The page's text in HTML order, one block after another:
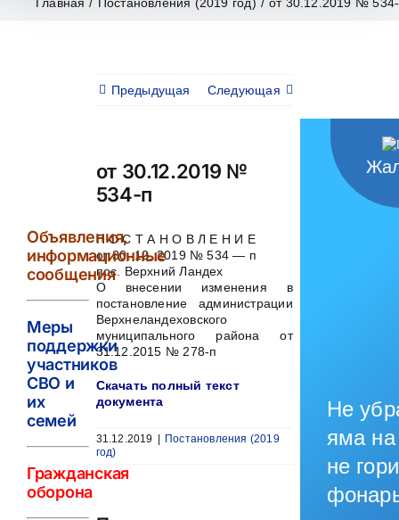
Предыдущая Следующая
от 30.12.2019 №
534-п
П О С Т А Н О В Л Е Н И Е
от 30. 12. 2019 № 534 — п
пос. Верхний Ландех
О внесении изменения в
постановление администрации
Верхнеландеховского
муниципального района от
31.12.2015 № 278-п
Скачать полный текст
документа
31.12.2019
Постановления (2019
год)
Объявления,
информационные
сообщения
Меры
поддержки
участников
СВО и
их
семей
Гражданская
оборона
Не
яма на
не